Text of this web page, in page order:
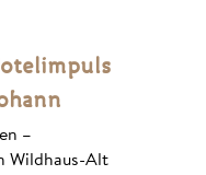
–
Wildhaus-Alt